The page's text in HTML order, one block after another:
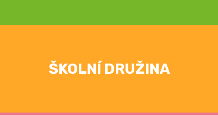
ŠKOLNÍ DRUŽINA